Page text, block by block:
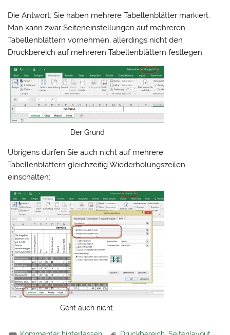
Die Antwort: Sie haben mehrere Tabellenblätter markiert.
Man kann zwar Seiteneinstellungen auf mehreren
Tabellenblättern vornehmen, allerdings nicht den
Druckbereich auf mehreren Tabellenblättern festlegen:
Der Grund
Übrigens dürfen Sie auch nicht auf mehrere
Tabellenblättern gleichzeitig Wiederholungszeilen
einschalten:
Geht auch nicht.